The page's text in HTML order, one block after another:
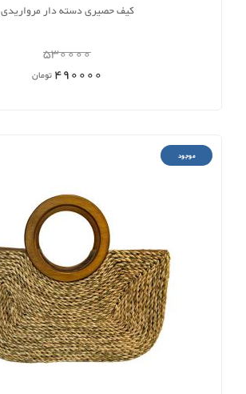
کیف حصیری دسته دار مرواریدی
530000
490000تومان
موجود